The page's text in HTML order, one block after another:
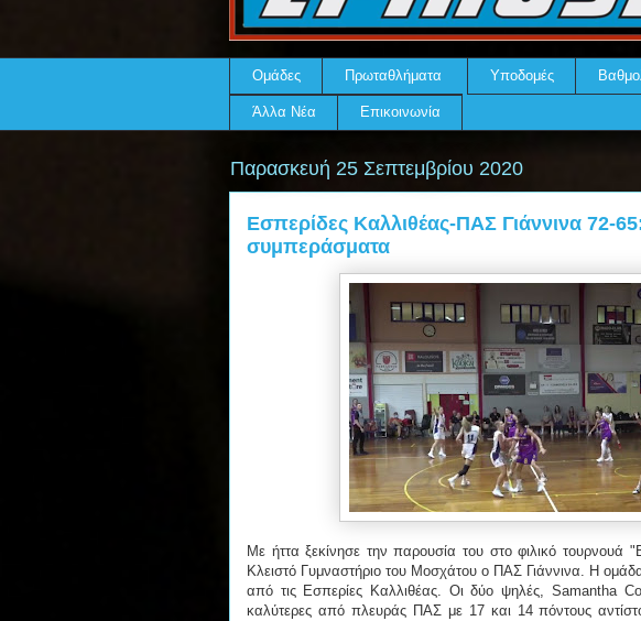
Ομάδες Πρωταθλήματα Υποδομές
Άλλα Νέα Επικοινωνία
Παρασκευή 25 Σεπτεμβρίου 2020
Εσπερίδες Καλλιθέας-ΠΑΣ Γιάννινα 72-
συμπεράσματα
Με ήττα ξεκίνησε την παρουσία του στο φιλικό τουρνουά
Κλειστό Γυμναστήριο του Μοσχάτου ο ΠΑΣ Γιάννινα. Η
από τις Εσπερίες Καλλιθέας. Οι δύο ψηλές, Samantha
καλύτερες από πλευράς ΠΑΣ με 17 και 14 πόντους